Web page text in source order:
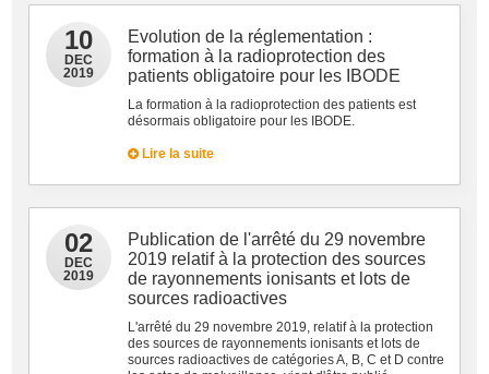
10
DEC
2019
Evolution de la réglementation :
formation à la radioprotection des
patients obligatoire pour les IBODE
La formation à la radioprotection des patients est
désormais obligatoire pour les IBODE.
Lire la suite
02
DEC
2019
Publication de l'arrêté du 29 novembre
2019 relatif à la protection des sources
de rayonnements ionisants et lots de
sources radioactives
L'arrêté du 29 novembre 2019, relatif à la protection
des sources de rayonnements ionisants et lots de
sources radioactives de catégories A, B, C et D contre